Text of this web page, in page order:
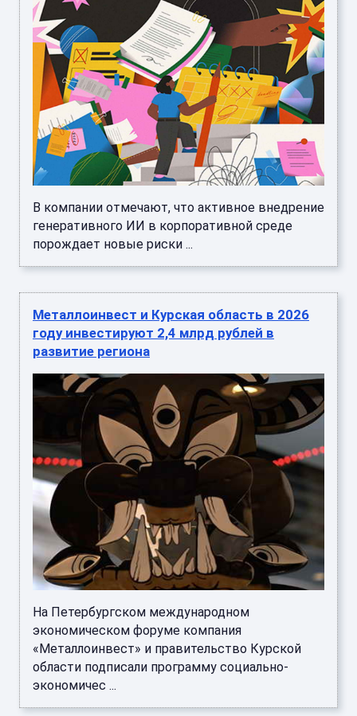
В компании отмечают, что активное внедрение
генеративного ИИ в корпоративной среде
порождает новые риски ...
Металлоинвест и Курская область в 2026
году инвестируют 2,4 млрд рублей в
развитие региона
На Петербургском международном
экономическом форуме компания
«Металлоинвест» и правительство Курской
области подписали программу социально-
экономичес ...